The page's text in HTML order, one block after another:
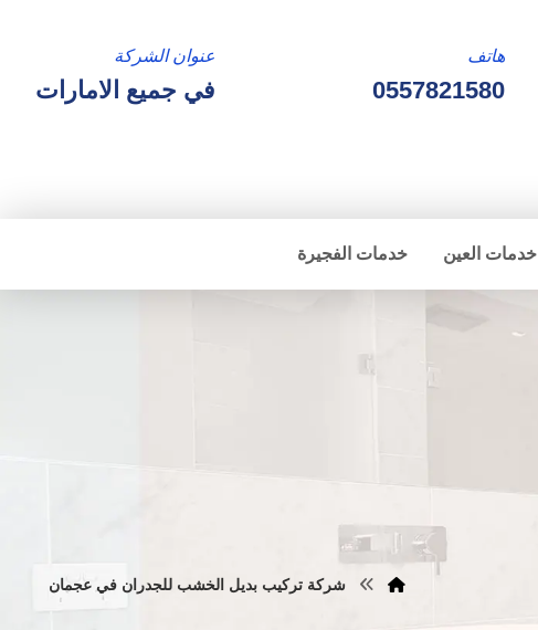
عنوان الشركة
في جميع الامارات
هاتف
0557821580
خدمات العين خدمات الفجيرة
شركة تركيب بديل الخشب للجدران في عجمان